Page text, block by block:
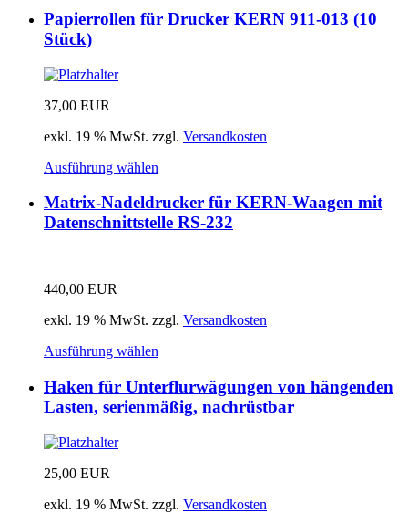
Papierrollen für Drucker KERN 911-013 (10
Stück)
37,00 EUR
exkl. 19 % MwSt. zzgl. Versandkosten
Ausführung wählen
Matrix-Nadeldrucker für KERN-Waagen mit
Datenschnittstelle RS-232
440,00 EUR
exkl. 19 % MwSt. zzgl. Versandkosten
Ausführung wählen
Haken für Unterflurwägungen von hängenden
Lasten, serienmäßig, nachrüstbar
25,00 EUR
exkl. 19 % MwSt. zzgl. Versandkosten